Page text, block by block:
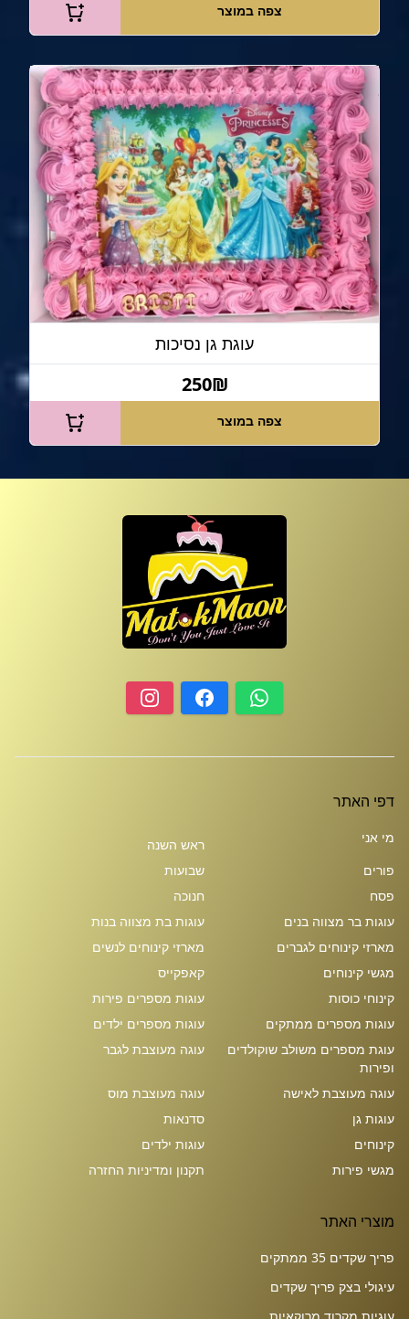
צפה במוצר
עוגת גן נסיכות
250₪
צפה במוצר
דפי האתר
מי אני
ראש השנה
פורים
שבועות
פסח
חנוכה
עוגות בר מצווה בנים
עוגות בת מצווה בנות
מארזי קינוחים לגברים
מארזי קינוחים לנשים
מגשי קינוחים
קאפקייס
קינוחי כוסות
עוגות מספרים פירות
עוגות מספרים ממתקים
עוגות מספרים ילדים
עוגת מספרים משולב שוקולדים
ופירות
עוגה מעוצבת לגבר
עוגה מעוצבת לאישה
עוגה מעוצבת מוס
עוגות גן
סדנאות
קינוחים
עוגות ילדים
מגשי פירות
תקנון ומדיניות החזרה
מוצרי האתר
פריך שקדים 35 ממתקים
עיגולי בצק פריך שקדים